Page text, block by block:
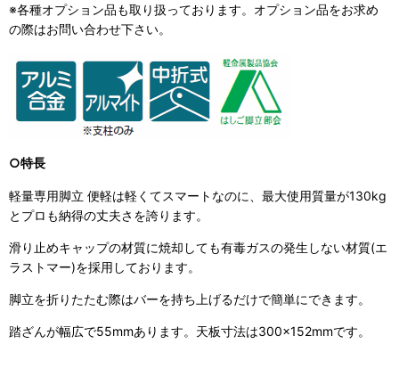
※各種オプション品も取り扱っております。オプション品をお求め
の際はお問い合わせ下さい。
○特長
軽量専用脚立 便軽は軽くてスマートなのに、最大使用質量が130kg
とプロも納得の丈夫さを誇ります。
滑り止めキャップの材質に焼却しても有毒ガスの発生しない材質(エ
ラストマー)を採用しております。
脚立を折りたたむ際はバーを持ち上げるだけで簡単にできます。
踏ざんが幅広で55mmあります。天板寸法は300×152mmです。